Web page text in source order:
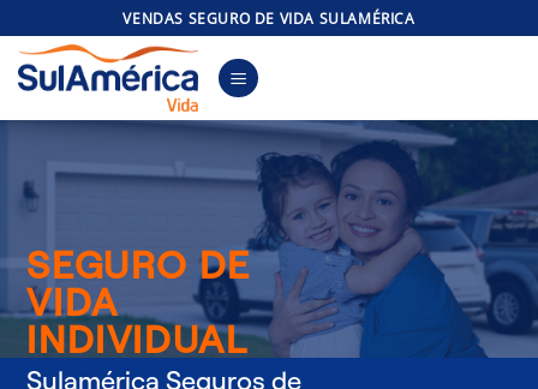
to
content
VENDAS SEGURO DE VIDA SULAMÉRICA
SEGURO DE
VIDA
INDIVIDUAL
Sulamérica Seguros de